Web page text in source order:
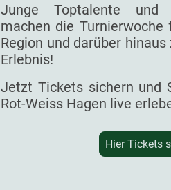
Junge Toptalente und
machen die
Region und darüber
Erlebnis!
Jetzt Tickets sichern und
Rot-Weiss Hagen live
Hier Tickets